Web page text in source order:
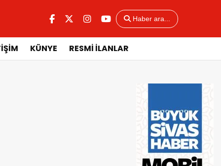
Haber ara...
KÜNYE RESMİ İLANLAR